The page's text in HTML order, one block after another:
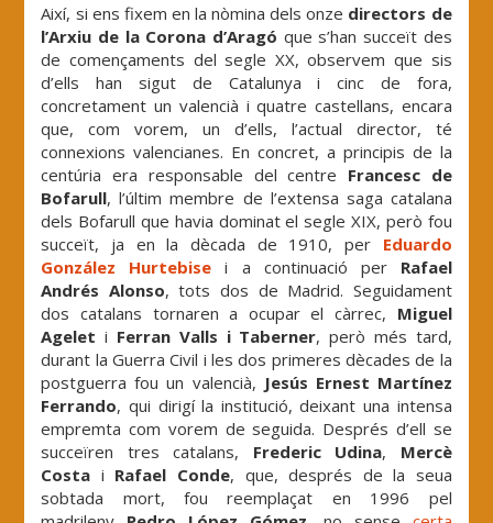
Així, si ens fixem en la nòmina dels onze directors de
l’Arxiu de la Corona d’Aragó que s’han succeït des
de començaments del segle XX, observem que sis
d’ells han sigut de Catalunya i cinc de fora,
concretament un valencià i quatre castellans, encara
que, com vorem, un d’ells, l’actual director, té
connexions valencianes. En concret, a principis de la
centúria era responsable del centre Francesc de
Bofarull, l’últim membre de l’extensa saga catalana
dels Bofarull que havia dominat el segle XIX, però fou
succeït, ja en la dècada de 1910, per Eduardo
González Hurtebise i a continuació per Rafael
Andrés Alonso, tots dos de Madrid. Seguidament
dos catalans tornaren a ocupar el càrrec, Miguel
Agelet i Ferran Valls i Taberner, però més tard,
durant la Guerra Civil i les dos primeres dècades de la
postguerra fou un valencià, Jesús Ernest Martínez
Ferrando, qui dirigí la institució, deixant una intensa
empremta com vorem de seguida. Després d’ell se
succeïren tres catalans, Frederic Udina, Mercè
Costa i Rafael Conde, que, després de la seua
sobtada mort, fou reemplaçat en 1996 pel